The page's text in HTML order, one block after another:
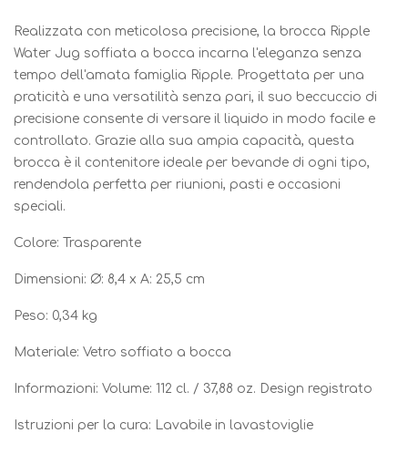
Realizzata con meticolosa precisione, la brocca Ripple
Water Jug soffiata a bocca incarna l'eleganza senza
tempo dell'amata famiglia Ripple. Progettata per una
praticità e una versatilità senza pari, il suo beccuccio di
precisione consente di versare il liquido in modo facile e
controllato. Grazie alla sua ampia capacità, questa
brocca è il contenitore ideale per bevande di ogni tipo,
rendendola perfetta per riunioni, pasti e occasioni
speciali.
Colore: Trasparente
Dimensioni: Ø: 8,4 x A: 25,5 cm
Peso: 0,34 kg
Materiale: Vetro soffiato a bocca
Informazioni: Volume: 112 cl. / 37,88 oz. Design registrato
Istruzioni per la cura: Lavabile in lavastoviglie